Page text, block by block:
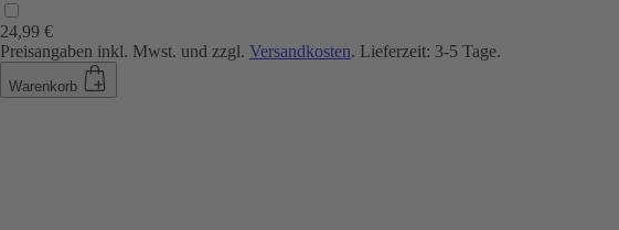
24,99 €
Preisangaben inkl. Mwst. und zzgl. Versandkosten. Lieferzeit: 3-5 Tage.
Warenkorb